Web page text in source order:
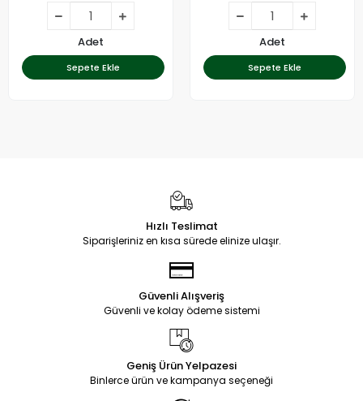
Adet
Sepete Ekle
Adet
Sepete Ekle
Hızlı Teslimat
Siparişleriniz en kısa sürede elinize ulaşır.
Güvenli Alışveriş
Güvenli ve kolay ödeme sistemi
Geniş Ürün Yelpazesi
Binlerce ürün ve kampanya seçeneği